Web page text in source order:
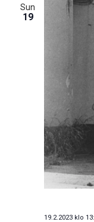
Sun
19
19.2.2023 klo